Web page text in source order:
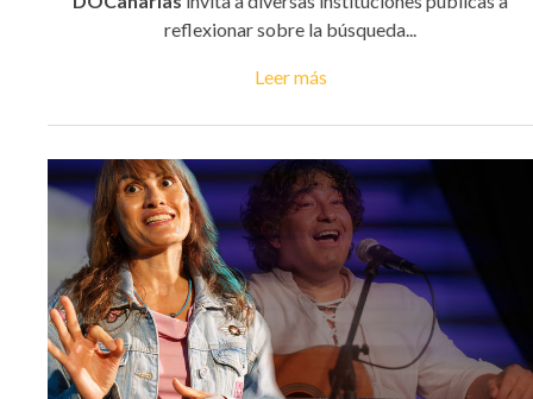
reflexionar sobre la búsqueda...
Leer más